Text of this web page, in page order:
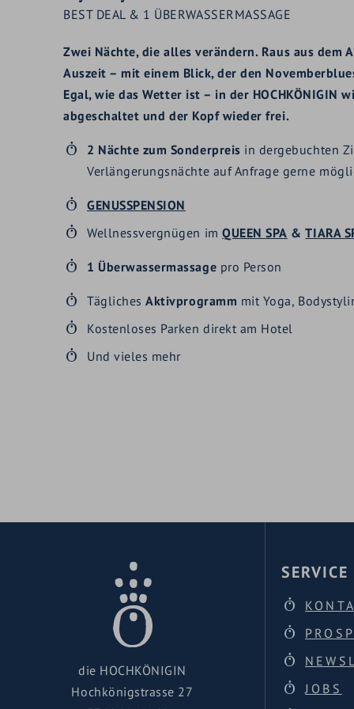
BEST DEAL & 1 ÜBERWASSERMASSAGE
Zwei Nächte, die alles verändern. Raus aus
Auszeit – mit einem Blick, der den
Egal, wie das Wetter ist – in der HOCHKÖNIGIN
abgeschaltet und der Kopf wieder frei.
2 Nächte zum Sonderpreis in dergebuchten
Verlängerungsnächte auf Anfrage gerne
GENUSSPENSION
Wellnessvergnügen im QUEEN SPA & TIARA
1 Überwassermassage pro Person
Tägliches Aktivprogramm mit Yoga,
Kostenloses Parken direkt am Hotel
Und vieles mehr
die HOCHKÖNIGIN
Hochkönigstrasse 27
SERVICE
JOBS